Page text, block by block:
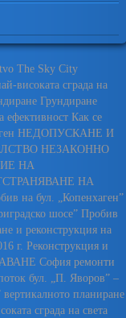
The Sky City
високата сграда на
Грундиране
ефективност Как се
НЕДОПУСКАНЕ И
НЕЗАКОННО
НА
НА
на бул. „Копенхаген”
шосе” Пробив
и реконструкция на
г. Реконструкция и
София ремонти
бул. „П. Яворов” –
вертикалното планиране
сграда на света